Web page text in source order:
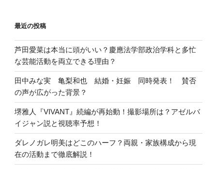
最近の投稿
芦田愛菜は本当に頭がいい？慶應法学部政治学科と多忙
な芸能活動を両立できる理由？
田中みな実 亀梨和也 結婚・妊娠 同時発表！ 賛否
の声が広がった背景？
堺雅人『VIVANT』続編が再始動！撮影場所は？アゼルバ
イジャン説と視聴率予想！
ダレノガレ明美はどこのハーフ？両親・家族構成から現
在の活動まで徹底解説！